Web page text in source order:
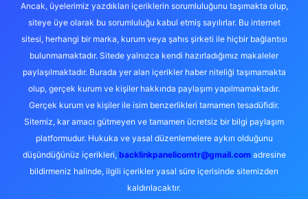
Ancak, üyelerimiz yazdıkları içeriklerin sorumluluğunu taşımakta olup,
siteye üye olarak bu sorumluluğu kabul etmiş sayılırlar. Bu internet
sitesi, herhangi bir marka, kurum veya şahıs şirketi ile hiçbir bağlantısı
bulunmamaktadır. Sitede yalnızca kendi hazırladığımız makaleler
paylaşılmaktadır. Burada yer alan içerikler haber niteliği taşımamakta
olup, gerçek kurum ve kişiler hakkında paylaşım yapılmamaktadır.
Gerçek kurum ve kişiler ile isim benzerlikleri tamamen tesadüfidir.
Sitemiz, kar amacı gütmeyen ve tamamen ücretsiz bir bilgi paylaşım
platformudur. Hukuka ve yasal düzenlemelere aykırı olduğunu
düşündüğünüz içerikleri, backlinkpanelicomtr@gmail.comadresine
bildirmeniz halinde, ilgili içerikler yasal süre içerisinde sitemizden
kaldırılacaktır.